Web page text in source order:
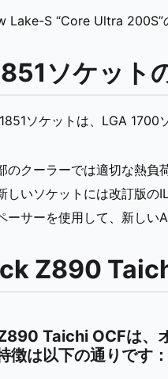
Lake-S “Core Ultra
ソケット
ソケットは、LGA 1700
のクーラーでは適切な熱負
しいソケットには改訂版の
ーサーを使用して、新しい
Z890
Taichi OCFは、
徴は以下の通りです：